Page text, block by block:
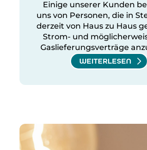
Einige unserer Kunden
uns von Personen, die in
derzeit von Haus zu Haus
Strom- und
Gaslieferungsverträge
WEITERLESEN